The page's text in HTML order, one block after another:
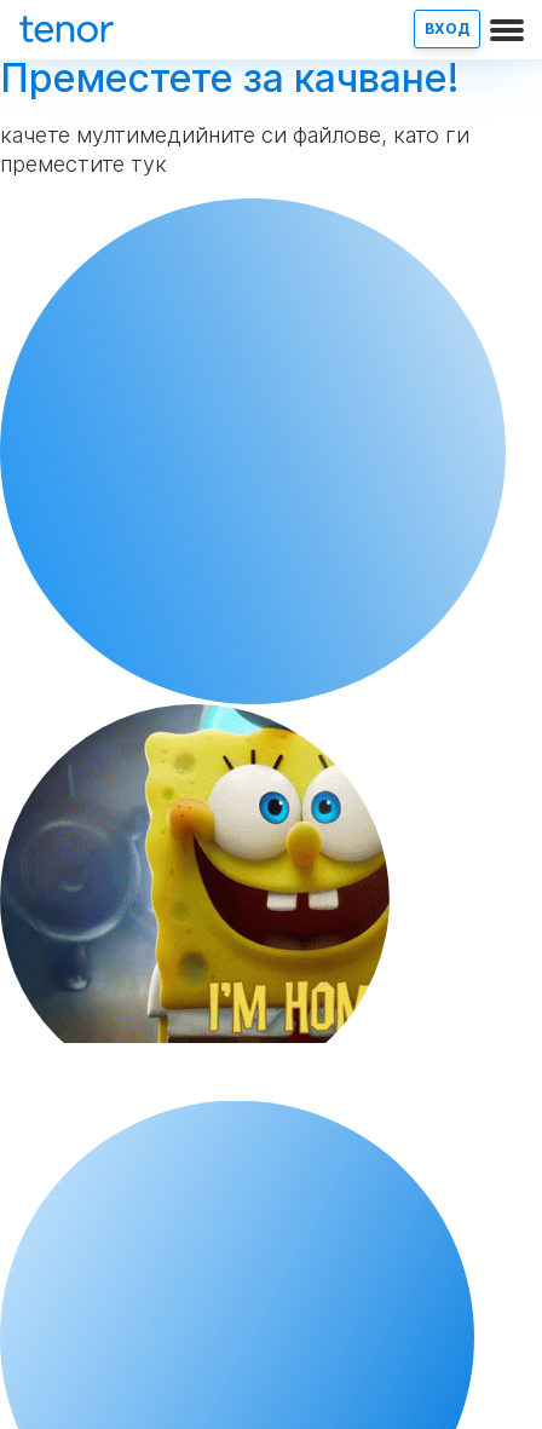
ВХОД
Преместете за качване!
качете мултимедийните си файлове, като ги
преместите тук